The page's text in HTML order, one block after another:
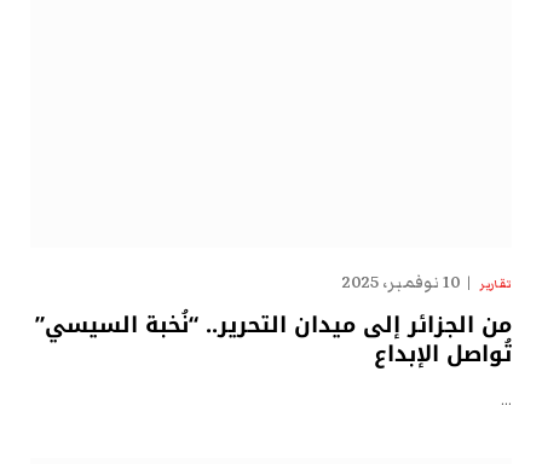
تقارير 10 نوفمبر، 2025
من الجزائر إلى ميدان التحرير.. “نُخبة السيسي”
تُواصل الإبداع
…